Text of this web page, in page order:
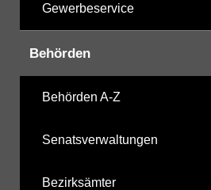
Gewerbeservice
Behörden
Behörden A-Z
Senatsverwaltungen
Bezirksämter